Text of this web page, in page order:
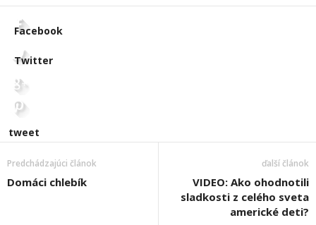
Facebook
Twitter
tweet
Predchádzajúci článok
Domáci chlebík
ďalší článok
VIDEO: Ako ohodnotili
sladkosti z celého sveta
americké deti?